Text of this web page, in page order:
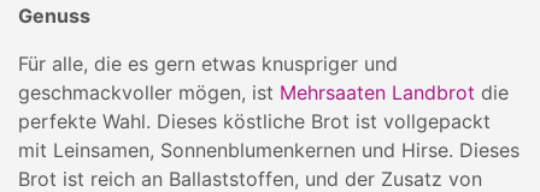
Genuss
Für alle, die es gern etwas knuspriger und
geschmackvoller mögen, ist Mehrsaaten Landbrot die
perfekte Wahl. Dieses köstliche Brot ist vollgepackt
mit Leinsamen, Sonnenblumenkernen und Hirse. Dieses
Brot ist reich an Ballaststoffen, und der Zusatz von